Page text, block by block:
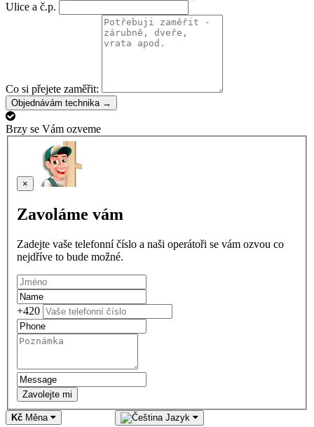
Ulice a č.p.
Co si přejete zaměřit:
Objednávám technika →
Brzy se Vám ozveme
×
Zavoláme vám
Zadejte vaše telefonní číslo a naši operátoři se vám ozvou co
nejdříve to bude možné.
+420
Zavolejte mi
Kč Měna Jazyk